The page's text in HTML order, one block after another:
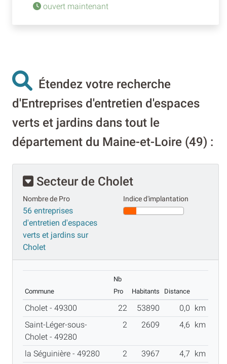
ouvert maintenant
Étendez votre recherche
d'Entreprises d'entretien d'espaces
verts et jardins dans tout le
département du Maine-et-Loire (49) :
Secteur de Cholet
Nombre de Pro
56 entreprises
d'entretien d'espaces
verts et jardins sur
Cholet
Indice d'implantation
Commune
Nb
Pro
Habitants Distance
Cholet - 49300 22 53890 0,0 km
Saint-Léger-sous-
Cholet - 49280
2 2609 4,6 km
la Séguinière - 49280 2 3967 4,7 km